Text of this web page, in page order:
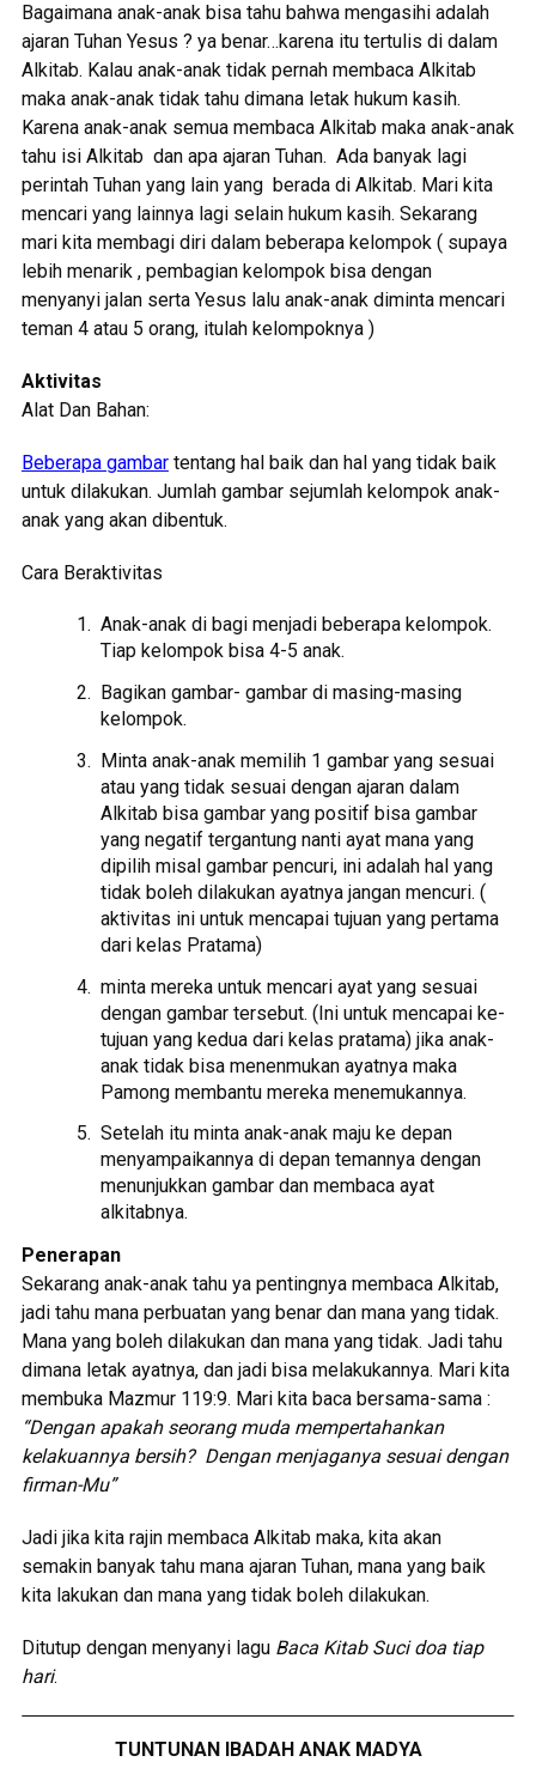
Bagaimana anak-anak bisa tahu bahwa mengasihi adalah
ajaran Tuhan Yesus ? ya benar…karena itu tertulis di dalam
Alkitab. Kalau anak-anak tidak pernah membaca Alkitab
maka anak-anak tidak tahu dimana letak hukum kasih.
Karena anak-anak semua membaca Alkitab maka anak-anak
tahu isi Alkitab dan apa ajaran Tuhan. Ada banyak lagi
perintah Tuhan yang lain yang berada di Alkitab. Mari kita
mencari yang lainnya lagi selain hukum kasih. Sekarang
mari kita membagi diri dalam beberapa kelompok ( supaya
lebih menarik , pembagian kelompok bisa dengan
menyanyi jalan serta Yesus lalu anak-anak diminta mencari
teman 4 atau 5 orang, itulah kelompoknya )
Aktivitas
Alat Dan Bahan:
Beberapa gambartentang hal baik dan hal yang tidak baik
untuk dilakukan. Jumlah gambar sejumlah kelompok anak-
anak yang akan dibentuk.
Cara Beraktivitas
Anak-anak di bagi menjadi beberapa kelompok.
Tiap kelompok bisa 4-5 anak.
Bagikan gambar- gambar di masing-masing
kelompok.
Minta anak-anak memilih 1 gambar yang sesuai
atau yang tidak sesuai dengan ajaran dalam
Alkitab bisa gambar yang positif bisa gambar
yang negatif tergantung nanti ayat mana yang
dipilih misal gambar pencuri, ini adalah hal yang
tidak boleh dilakukan ayatnya jangan mencuri. (
aktivitas ini untuk mencapai tujuan yang pertama
dari kelas Pratama)
minta mereka untuk mencari ayat yang sesuai
dengan gambar tersebut. (Ini untuk mencapai ke-
tujuan yang kedua dari kelas pratama) jika anak-
anak tidak bisa menenmukan ayatnya maka
Pamong membantu mereka menemukannya.
Setelah itu minta anak-anak maju ke depan
menyampaikannya di depan temannya dengan
menunjukkan gambar dan membaca ayat
alkitabnya.
Penerapan
Sekarang anak-anak tahu ya pentingnya membaca Alkitab,
jadi tahu mana perbuatan yang benar dan mana yang tidak.
Mana yang boleh dilakukan dan mana yang tidak. Jadi tahu
dimana letak ayatnya, dan jadi bisa melakukannya. Mari kita
membuka Mazmur 119:9. Mari kita baca bersama-sama :
“Dengan apakah seorang muda mempertahankan
kelakuannya bersih? Dengan menjaganya sesuai dengan
firman-Mu”
Jadi jika kita rajin membaca Alkitab maka, kita akan
semakin banyak tahu mana ajaran Tuhan, mana yang baik
kita lakukan dan mana yang tidak boleh dilakukan.
Ditutup dengan menyanyi lagu Baca Kitab Suci doa tiap
hari.
TUNTUNAN IBADAH ANAK MADYA